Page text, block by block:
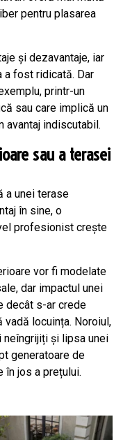
pentru plasarea
și dezavantaje, iar
a fost ridicată. Dar
printr-un
sau care implică un
avantaj indiscutabil.
sau a terasei
a unei terase
în sine, o
profesionist crește
vor fi modelate
dar impactul unei
decât s-ar crede
locuința. Noroiul,
și lipsa unei
generatoare de
în jos a prețului.